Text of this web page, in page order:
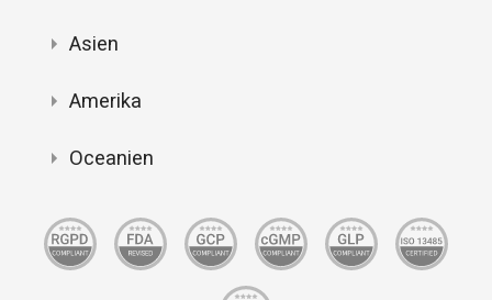
Asien
Amerika
Oceanien